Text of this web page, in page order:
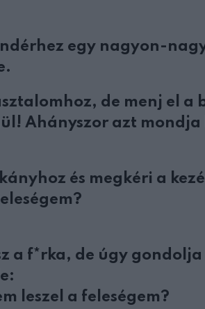
egy nagyon-
de menj el
Ahányszor azt mondja
és megkéri a
a f*rka, de úgy
leszel a feleségem?